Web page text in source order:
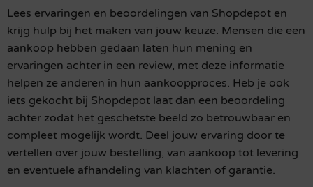
Lees ervaringen en beoordelingen van Shopdepot en
krijg hulp bij het maken van jouw keuze. Mensen die een
aankoop hebben gedaan laten hun mening en
ervaringen achter in een review, met deze informatie
helpen ze anderen in hun aankoopproces. Heb je ook
iets gekocht bij Shopdepot laat dan een beoordeling
achter zodat het geschetste beeld zo betrouwbaar en
compleet mogelijk wordt. Deel jouw ervaring door te
vertellen over jouw bestelling, van aankoop tot levering
en eventuele afhandeling van klachten of garantie.